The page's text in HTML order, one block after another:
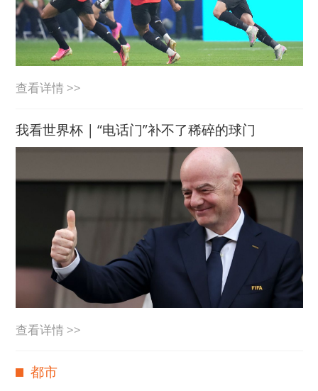
查看详情 >>
我看世界杯 | “电话门”补不了稀碎的球门
查看详情 >>
都市